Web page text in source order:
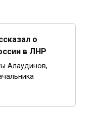
о
в ЛНР
Алаудинов,